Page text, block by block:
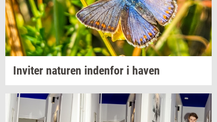
In­vi­ter na­tu­ren in­den­for i haven